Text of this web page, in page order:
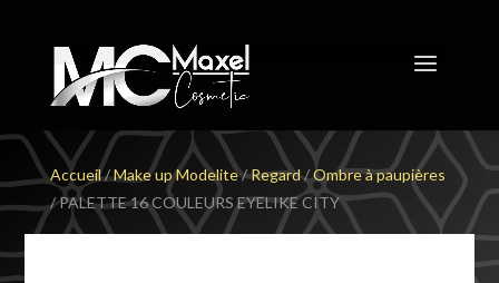
Accueil/Make up Modelite/Regard/Ombre à paupières
/ PALETTE 16 COULEURS EYELIKE CITY